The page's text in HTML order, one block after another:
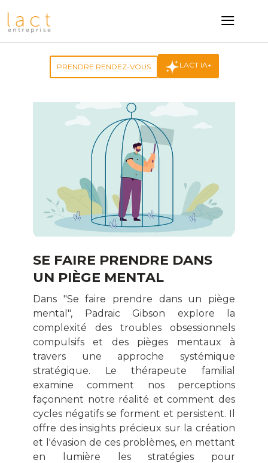
PRENDRE RENDEZ-VOUS LACT IA+
SE FAIRE PRENDRE DANS
UN PIÈGE MENTAL
Dans "Se faire prendre dans un piège
mental", Padraic Gibson explore la
complexité des troubles obsessionnels
compulsifs et des pièges mentaux à
travers une approche systémique
stratégique. Le thérapeute familial
examine comment nos perceptions
façonnent notre réalité et comment des
cycles négatifs se forment et persistent. Il
offre des insights précieux sur la création
et l'évasion de ces problèmes, en mettant
en lumière les stratégies pour
≡